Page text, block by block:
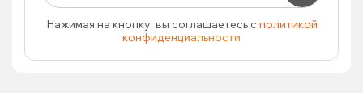
Нажимая на кнопку, вы соглашаетесь с политикой
конфиденциальности